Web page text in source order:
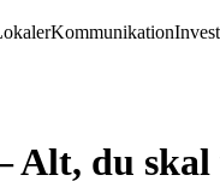
Kommunikation
Alt, du